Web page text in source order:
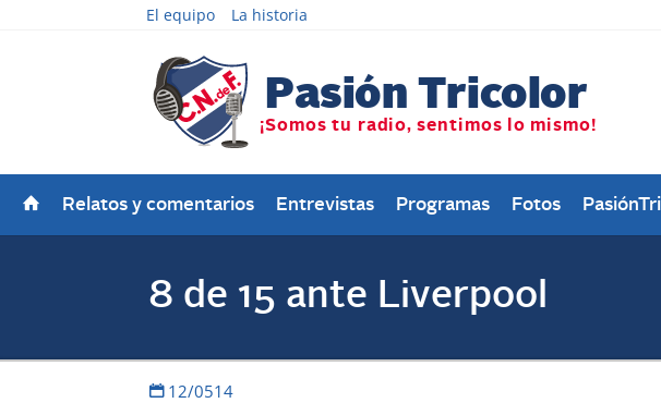
El equipo La historia
Relatos y comentarios Entrevistas Programas Fotos
8 de 15 ante Liverpool
12/0514